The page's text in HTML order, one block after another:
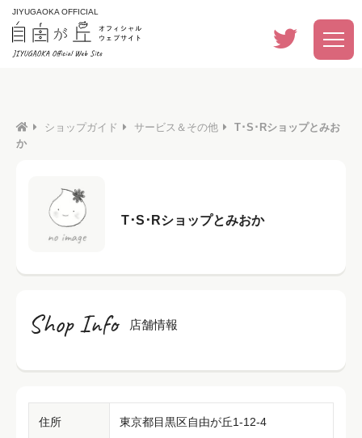
JIYUGAOKA OFFICIAL
ショップガイド サービス＆その他
T･S･Rショップとみお
か
T･S･Rショップとみおか
Shop Info 店舗情報
住所 東京都目黒区自由が丘1-12-4